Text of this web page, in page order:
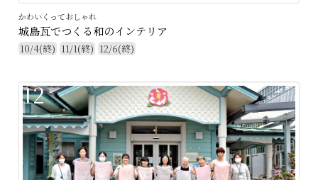
かわいくっておしゃれ
城島瓦でつくる和のインテリア
10/4(終) 11/1(終) 12/6(終)
12